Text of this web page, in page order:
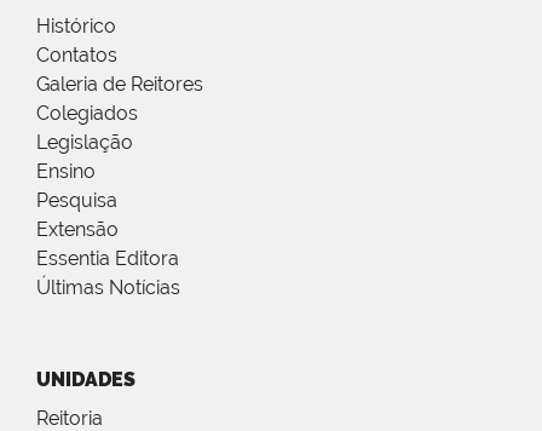
Histórico
Contatos
Galeria de Reitores
Colegiados
Legislação
Ensino
Pesquisa
Extensão
Essentia Editora
Últimas Notícias
UNIDADES
Reitoria